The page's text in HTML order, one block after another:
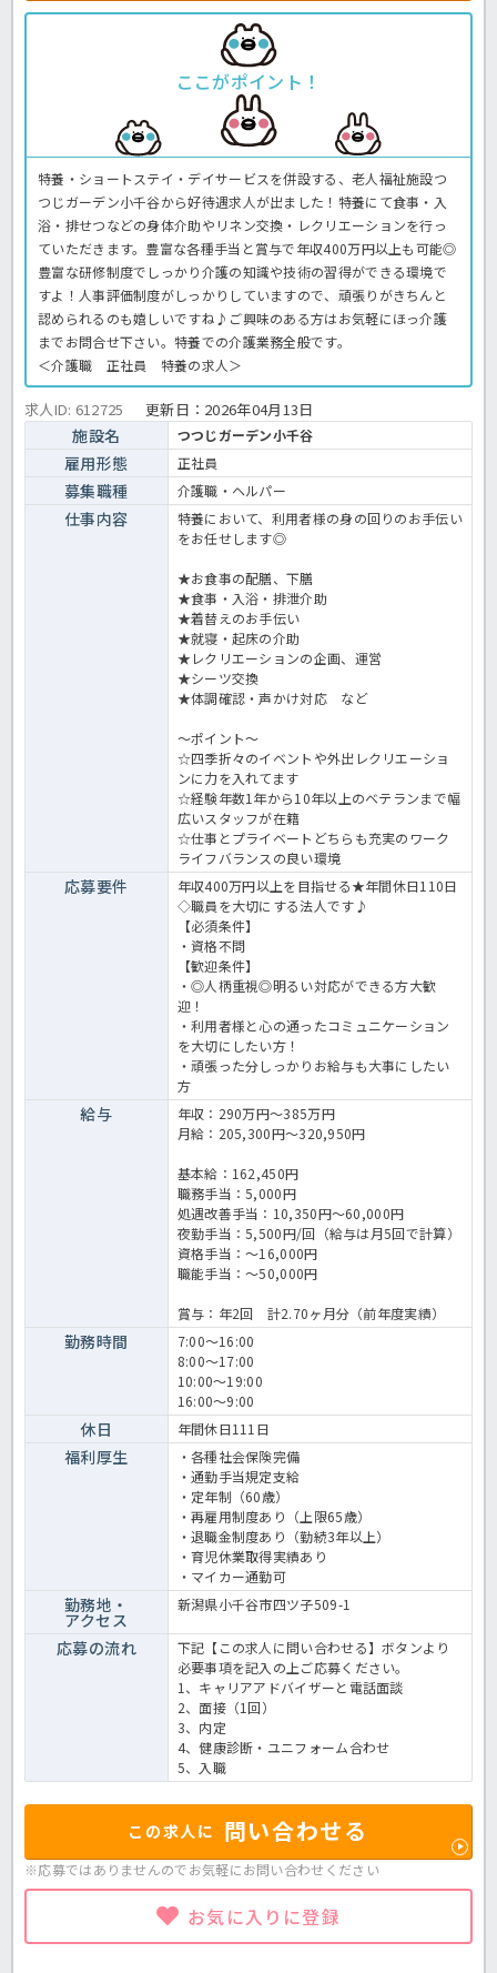
ここがポイント！
特養・ショートステイ・デイサービスを併設する、老人福祉施設つ
つじガーデン小千谷から好待遇求人が出ました！特養にて食事・入
浴・排せつなどの身体介助やリネン交換・レクリエーションを行っ
ていただきます。豊富な各種手当と賞与で年収400万円以上も可能◎
豊富な研修制度でしっかり介護の知識や技術の習得ができる環境で
すよ！人事評価制度がしっかりしていますので、頑張りがきちんと
認められるのも嬉しいですね♪ご興味のある方はお気軽にほっ介護
までお問合せ下さい。特養での介護業務全般です。
＜介護職 正社員 特養の求人＞
求人ID: 612725 更新日： 2026年04月13日
施設名 つつじガーデン小千谷
雇用形態 正社員
募集職種 介護職・ヘルパー
仕事内容
特養において、利用者様の身の回りのお手伝い
をお任せします◎
★お食事の配膳、下膳
★食事・入浴・排泄介助
★着替えのお手伝い
★就寝・起床の介助
★レクリエーションの企画、運営
★シーツ交換
★体調確認・声かけ対応 など
～ポイント～
☆四季折々のイベントや外出レクリエーショ
ンに力を入れてます
☆経験年数1年から10年以上のベテランまで幅
広いスタッフが在籍
☆仕事とプライベートどちらも充実のワーク
ライフバランスの良い環境
応募要件
年収400万円以上を目指せる★年間休日110日
◇職員を大切にする法人です♪
【必須条件】
・資格不問
【歓迎条件】
・◎人柄重視◎明るい対応ができる方大歓
迎！
・利用者様と心の通ったコミュニケーション
を大切にしたい方！
・頑張った分しっかりお給与も大事にしたい
方
給与
年収：290万円～385万円
月給：205,300円～320,950円
基本給：162,450円
職務手当：5,000円
処遇改善手当：10,350円〜60,000円
夜勤手当：5,500円/回（給与は月5回で計算）
資格手当：～16,000円
職能手当：～50,000円
賞与：年2回 計2.70ヶ月分（前年度実績）
勤務時間
7:00～16:00
8:00～17:00
10:00～19:00
16:00～9:00
休日 年間休日111日
福利厚生
・各種社会保険完備
・通勤手当規定支給
・定年制（60歳）
・再雇用制度あり（上限65歳）
・退職金制度あり（勤続3年以上）
・育児休業取得実績あり
・マイカー通勤可
勤務地・
アクセス
新潟県小千谷市四ツ子509-1
応募の流れ
下記【この求人に問い合わせる】ボタンより
必要事項を記入の上ご応募ください。
1、キャリアアドバイザーと電話面談
2、面接（1回）
3、内定
4、健康診断・ユニフォーム合わせ
5、入職
この求人に 問い合わせる
※応募ではありませんのでお気軽にお問い合わせください
お気に入りに登録